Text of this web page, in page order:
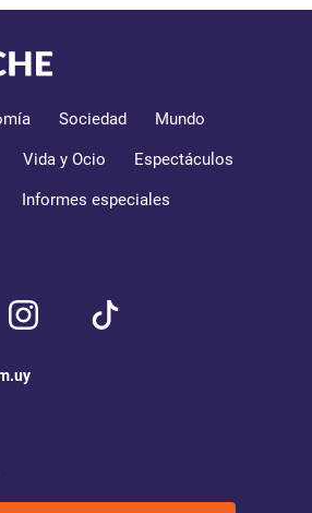
Sociedad Mundo
Vida y Ocio Espectáculos
Informes especiales